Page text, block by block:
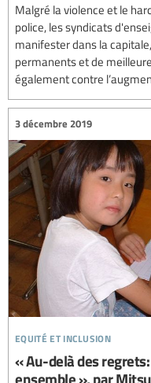
Malgré la violence et le
police, les syndicats
manifester dans la
permanents et de
également contre
equité et inclusion
3 décembre 2019
« Au-delà des